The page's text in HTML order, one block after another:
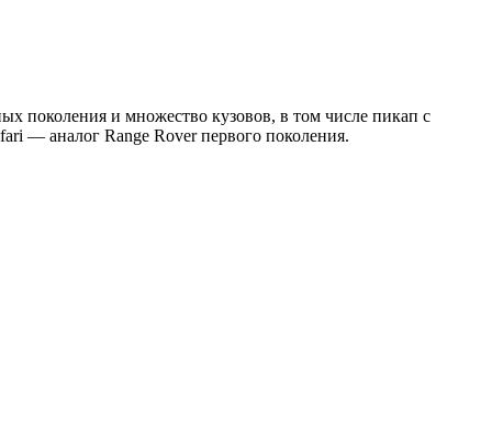
поколения и множество кузовов, в том числе пикап с
— аналог Range Rover первого поколения.